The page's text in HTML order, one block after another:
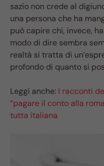
sazio non crede al
una persona che ha
può capire chi, invece,
modo di dire sembra
realtà si tratta di
profondo di quanto si
Leggi anche: I racconti
“pagare il conto alla
tutta italiana